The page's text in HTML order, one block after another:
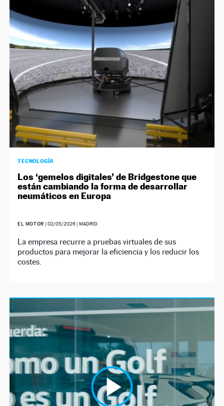
TECNOLOGÍA
Los ‘gemelos digitales’ de Bridgestone que
están cambiando la forma de desarrollar
neumáticos en Europa
EL MOTOR | 02/05/2026| MADRID
La empresa recurre a pruebas virtuales de sus
productos para mejorar la eficiencia y los reducir los
costes.